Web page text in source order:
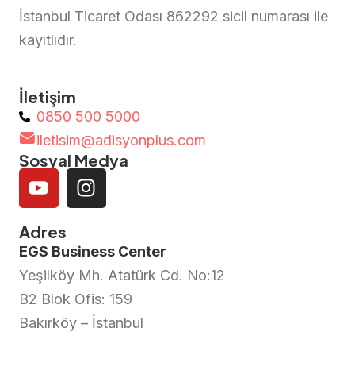
İstanbul Ticaret Odası 862292 sicil numarası ile
kayıtlıdır.
İletişim
0850 500 5000
iletisim@adisyonplus.com
Sosyal Medya
Adres
EGS Business Center
Yeşilköy Mh. Atatürk Cd. No:12
B2 Blok Ofis: 159
Bakırköy – İstanbul